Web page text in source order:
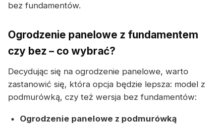
bez fundamentów.
Ogrodzenie panelowe z fundamentem
czy bez – co wybrać?
Decydując się na ogrodzenie panelowe, warto
zastanowić się, która opcja będzie lepsza: model z
podmurówką, czy też wersja bez fundamentów:
Ogrodzenie panelowe z podmurówką